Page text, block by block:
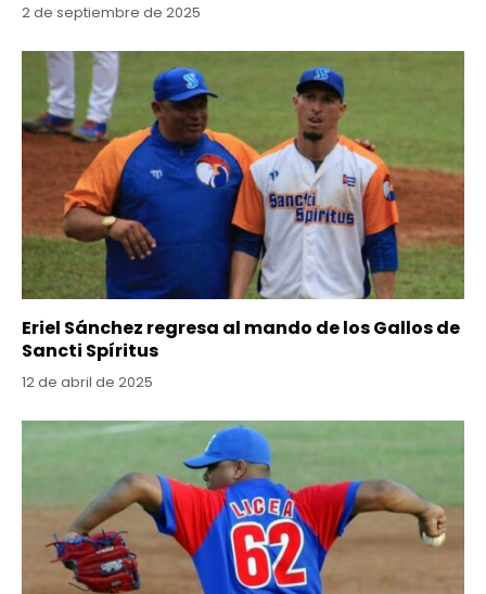
2 de septiembre de 2025
Eriel Sánchez regresa al mando de los Gallos de
Sancti Spíritus
12 de abril de 2025